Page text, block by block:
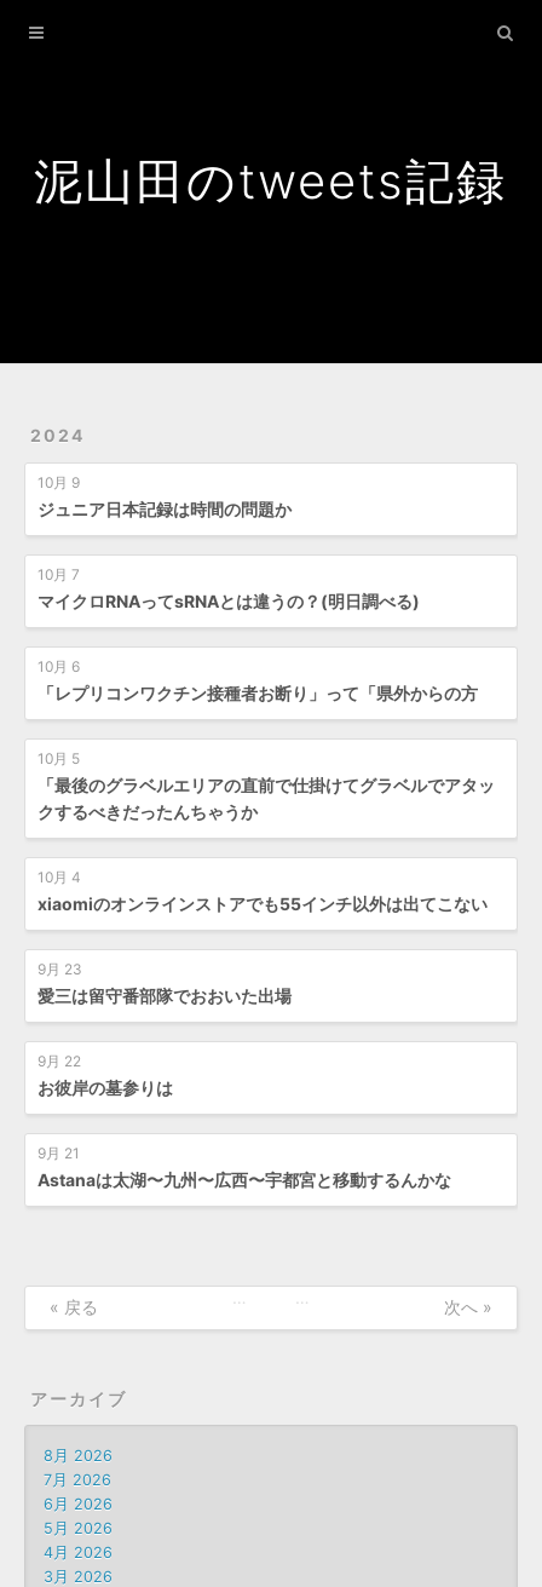
泥山田のtweets記録
2024
10月 9
ジュニア日本記録は時間の問題か
10月 7
マイクロRNAってsRNAとは違うの？(明日調べる)
10月 6
「レプリコンワクチン接種者お断り」って「県外からの方
10月 5
「最後のグラベルエリアの直前で仕掛けてグラベルでアタッ
クするべきだったんちゃうか
10月 4
xiaomiのオンラインストアでも55インチ以外は出てこない
9月 23
愛三は留守番部隊でおおいた出場
9月 22
お彼岸の墓参りは
9月 21
Astanaは太湖〜九州〜広西〜宇都宮と移動するんかな
« 戻る 次へ »
アーカイブ
8月 2026
7月 2026
6月 2026
5月 2026
4月 2026
3月 2026
Home